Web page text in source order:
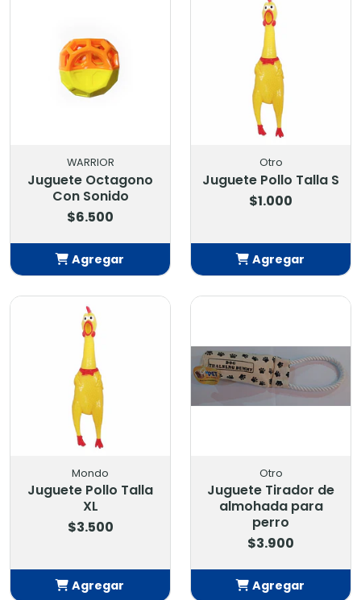
WARRIOR
Juguete Octagono
Con Sonido
$6.500
Agregar
Otro
Juguete Pollo Talla S
$1.000
Agregar
Mondo
Juguete Pollo Talla
XL
$3.500
Agregar
Otro
Juguete Tirador de
almohada para
perro
$3.900
Agregar